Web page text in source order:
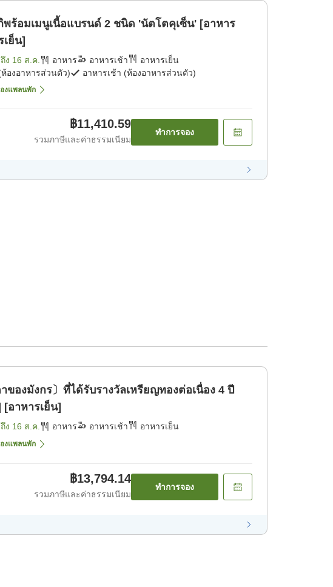
พร้อมเมนูเนื้อแบรนด์ 2 ชนิด 'นัตโตคุเซ็น' [อาหาร
เย็น]
ง 16 ส.ค. อาหาร อาหารเช้า
อาหารเย็น
ห้องอาหารส่วนตัว)
อาหารเช้า (ห้องอาหารส่วนตัว)
งแพลนพัก
฿11,410.59
รวมภาษีและค่าธรรมเนียม
ทำการจอง
ของมังกร〕ที่ได้รับรางวัลเหรียญทองต่อเนื่อง 4 ปี
[อาหารเย็น]
ง 16 ส.ค. อาหาร อาหารเช้า อาหารเย็น
งแพลนพัก
฿13,794.14
รวมภาษีและค่าธรรมเนียม
ทำการจอง